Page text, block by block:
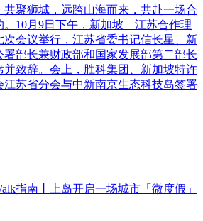
共聚狮城，远跨山海而来，共赴一场合
。10月9日下午，新加坡—江苏合作理
次会议举行，江苏省委书记信长星、新
署部长兼财政部和国家发展部第二部长
并致辞。会上，胜科集团、新加坡特许
江苏省分会与中新南京生态科技岛签署
指南丨上岛开启一场城市「微度假」